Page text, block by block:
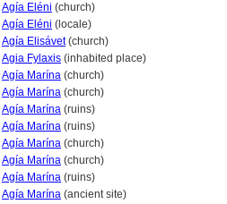
Agía Eléni (church)
Agía Eléni (locale)
Agía Elisávet(church)
Agia Fylaxis (inhabited place)
Agía Marína (church)
Agía Marína (church)
Agía Marína (ruins)
Agía Marína (ruins)
Agía Marína (church)
Agía Marína (church)
Agía Marína (ruins)
Agía Marína (ancient site)